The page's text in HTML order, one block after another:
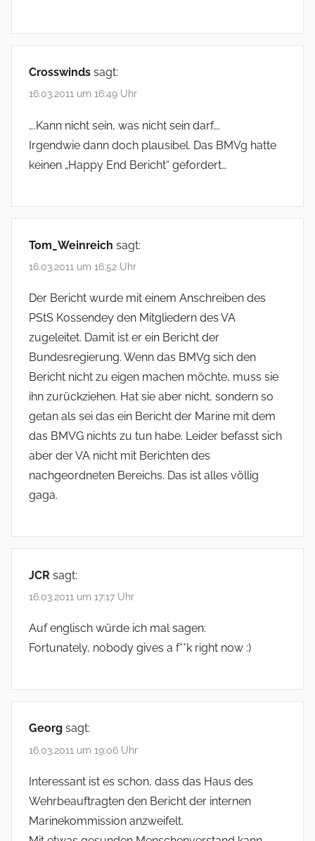
Crosswinds sagt:
16.03.2011 um 16:49 Uhr
….Kann nicht sein, was nicht sein darf….
Irgendwie dann doch plausibel. Das BMVg hatte
keinen „Happy End Bericht“ gefordert…
Tom_Weinreich sagt:
16.03.2011 um 16:52 Uhr
Der Bericht wurde mit einem Anschreiben des
PStS Kossendey den Mitgliedern des VA
zugeleitet. Damit ist er ein Bericht der
Bundesregierung. Wenn das BMVg sich den
Bericht nicht zu eigen machen möchte, muss sie
ihn zurückziehen. Hat sie aber nicht, sondern so
getan als sei das ein Bericht der Marine mit dem
das BMVG nichts zu tun habe. Leider befasst sich
aber der VA nicht mit Berichten des
nachgeordneten Bereichs. Das ist alles völlig
gaga.
JCR sagt:
16.03.2011 um 17:17 Uhr
Auf englisch würde ich mal sagen:
Fortunately, nobody gives a f**k right now :)
Georg sagt:
16.03.2011 um 19:06 Uhr
Interessant ist es schon, dass das Haus des
Wehrbeauftragten den Bericht der internen
Marinekommission anzweifelt.